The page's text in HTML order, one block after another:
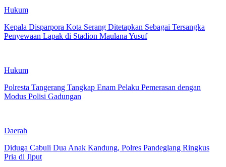
Hukum
Kepala Disparpora Kota Serang Ditetapkan Sebagai Tersangka
Penyewaan Lapak di Stadion Maulana Yusuf
Hukum
Polresta Tangerang Tangkap Enam Pelaku Pemerasan dengan
Modus Polisi Gadungan
Daerah
Diduga Cabuli Dua Anak Kandung, Polres Pandeglang Ringkus
Pria di Jiput